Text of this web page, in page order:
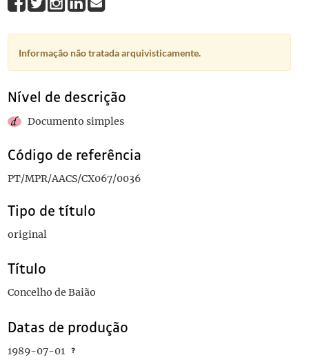
Informação não tratada arquivisticamente.
Nível de descrição
Documento simples
Código de referência
PT/MPR/AACS/CX067/0036
Tipo de título
original
Título
Concelho de Baião
Datas de produção
1989-07-01